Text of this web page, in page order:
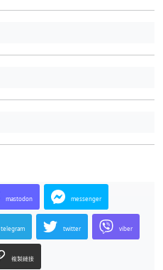
mastodon messenger
telegram twitter viber
複製鏈接